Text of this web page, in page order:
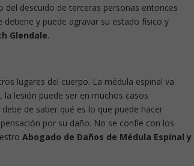
del descuido de terceras personas entonces
y puede agravar su estado físico y
Glendale.
lugares del cuerpo. La médula espinal va
lesión puede ser en muchos casos
de saber qué es lo que puede hacer
por su daño. No se confíe con los
Abogado de Daños de Médula Espinal y